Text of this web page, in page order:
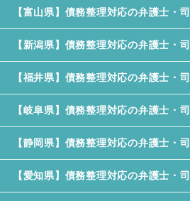
【富山県】債務整理対応の弁護士・
【新潟県】債務整理対応の弁護士・
【福井県】債務整理対応の弁護士・
【岐阜県】債務整理対応の弁護士・
【静岡県】債務整理対応の弁護士・
【愛知県】債務整理対応の弁護士・